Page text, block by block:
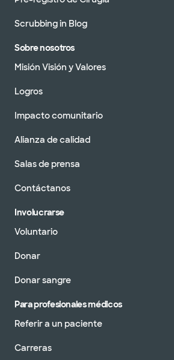
Scrubbing in Blog
Sobre nosotros
Misión Visión y Valores
Logros
Impacto comunitario
Alianza de calidad
Salas de prensa
Contáctanos
Involucrarse
Voluntario
Donar
Donar sangre
Para profesionales médicos
Referir a un paciente
Carreras